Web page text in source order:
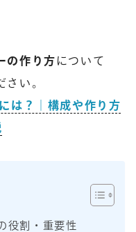
の作り方 について
さい。
は？｜構成や作り方
役割・重要性